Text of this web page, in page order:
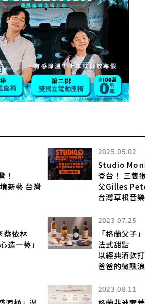
Monkey Shoulder 二度「猴」勢
！ 三隻猴子威士忌攜手全球音樂文化教
Peterson與Worldwide FM引燃
蘭父子」攜手「WUnique吳一無二」
甜點
經典酒款打造父親節「男人系」甜點 專屬
菲迪奢華系列